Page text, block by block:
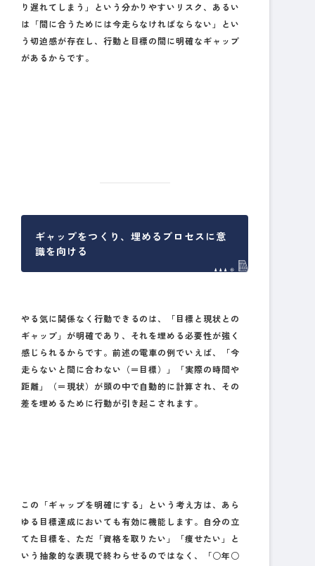
り遅れてしまう」という分かりやすいリスク、あるい
は「間に合うためには今走らなければならない」とい
う切迫感が存在し、行動と目標の間に明確なギャップ
があるからです。
ギャップをつくり、埋めるプロセスに意
識を向ける
やる気に関係なく行動できるのは、「目標と現状との
ギャップ」が明確であり、それを埋める必要性が強く
感じられるからです。前述の電車の例でいえば、「今
走らないと間に合わない（＝目標）」「実際の時間や
距離」（＝現状）が頭の中で自動的に計算され、その
差を埋めるために行動が引き起こされます。
この「ギャップを明確にする」という考え方は、あら
ゆる目標達成においても有効に機能します。自分の立
てた目標を、ただ「資格を取りたい」「痩せたい」と
いう抽象的な表現で終わらせるのではなく、「○年○